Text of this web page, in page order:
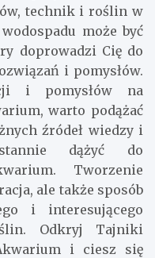
technik i roślin w
może być
doprowadzi Cię do
i pomysłów.
i pomysłów na
warto podążać
źródeł wiedzy i
dążyć do
Tworzenie
ale także sposób
i interesującego
Odkryj Tajniki
i ciesz się